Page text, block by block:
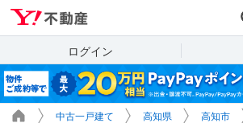
ログイン
中古一戸建て 高知県 高知市